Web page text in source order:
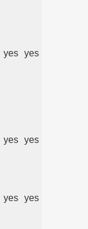
yes yes
yes yes
yes yes